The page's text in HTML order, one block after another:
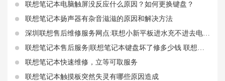
联想笔记本电脑触屏没反应什么原因？如何更换键盘？
联想笔记本扬声器有杂音滋滋的原因和解决方法
深圳联想售后维修服务网点:联想小新平板进水充不进去电 笔记本电脑哪里最怕进水
联想笔记本售后服务|联想笔记本键盘坏了修多少钱 联想键盘价格分享
联想笔记本快速维修，立等可取服务
联想笔记本触摸板突然失灵有哪些原因造成